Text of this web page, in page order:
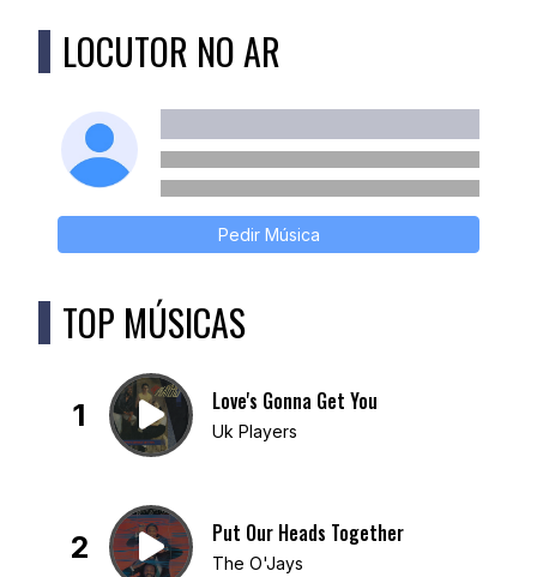
LOCUTOR NO AR
Pedir Música
TOP MÚSICAS
1 Love's Gonna Get You
Uk Players
2 Put Our Heads Together
The O'Jays